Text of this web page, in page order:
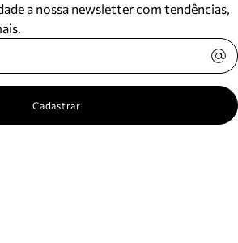
a nossa newsletter com tendências,
Cadastrar